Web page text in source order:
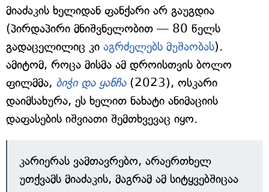
მიაძაკის ხელიდან ფანქარი არ გაუგდია
(პირდაპირი მნიშვნელობით — 80 წელს
გადაცელილიც კი აგრძელებს მუშაობას).
ამიტომ, როცა მისმა ამ დროისთვის ბოლო
ფილმმა, ბიჭი და ყანჩა(2023), ოსკარი
დაიმსახურა, ეს ხელით ნახატი ანიმაციის
დაფასების იშვიათი შემთხვევაც იყო.
კარიერას ვამთავრებო, არაერთხელ
უთქვამს მიაძაკის, მაგრამ ამ სიტყვებშიცაა